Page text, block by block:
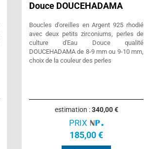
Douce DOUCEHADAMA
Boucles d'oreilles en Argent 925 rhodié
avec deux petits zirconiums, perles de
culture d'Eau Douce qualité
DOUCEHADAMA de 8-9 mm ou 9-10 mm,
choix de la couleur des perles
estimation :340,00 €
PRIX
185,00 €